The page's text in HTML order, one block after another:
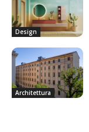
Design
Architettura